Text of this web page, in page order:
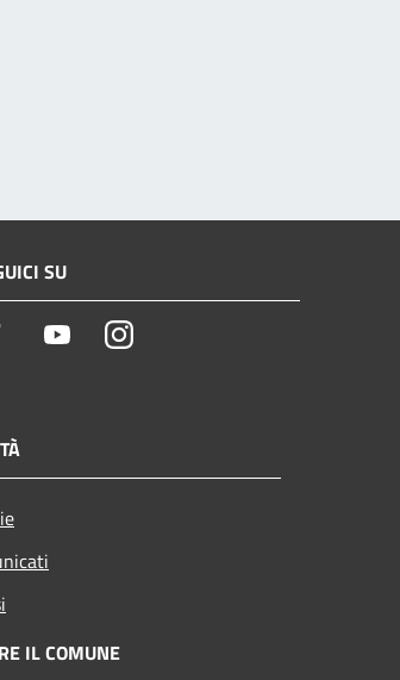
SU
Facebook YoutubeInstagram
IL COMUNE